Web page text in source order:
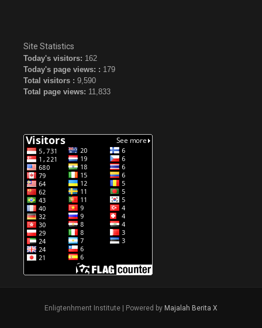
Site Statistics
Today's visitors: 162
Today's page views: : 179
Total visitors : 9,590
Total page views: 11,833
Enligtenhment Institute | Powered by Majalah Berita X